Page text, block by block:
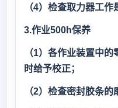
（4）检查取力器工作
3.作业500h保养
（1）各作业装置中
时给予校正；
（2）检查密封胶条的